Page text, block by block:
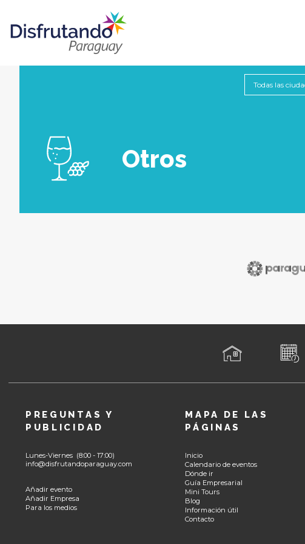
Otros
PREGUNTAS Y
PUBLICIDAD
Lunes-Viernes (8:00 - 17:00)
info@disfrutandoparaguay.com
Añadir evento
Añadir Empresa
Para los medios
MAPA DE LAS
PÁGINAS
Inicio
Calendario de eventos
Dónde ir
Guía Empresarial
Mini Tours
Blog
Información útil
Contacto